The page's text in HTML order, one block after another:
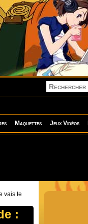
Maquettes Jeux Vidéos
vais te
: